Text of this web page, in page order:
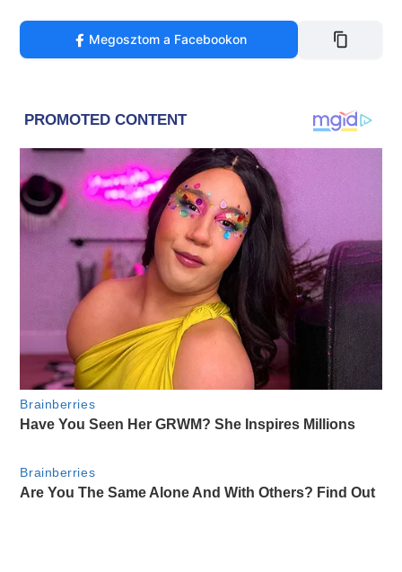
Megosztom a Facebookon